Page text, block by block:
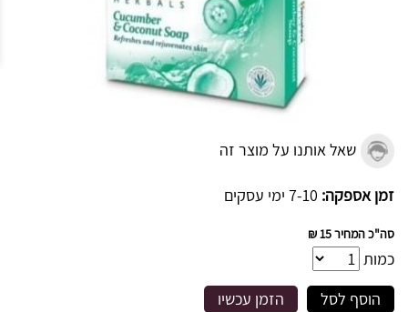
שאל אותנו על מוצר זה
זמן אספקה: 7-10 ימי עסקים
סה"כ המחיר15 ₪
כמות
הוסף לסל
הזמן עכשיו